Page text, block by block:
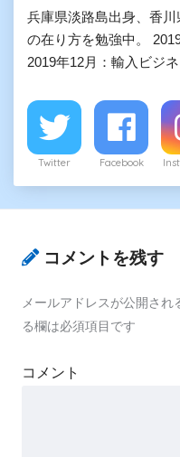
兵庫県淡路島出身、香
の在り方を勉強中。
2019年12月：輸入ビジ
Twitter Facebook
コメントを残す
メールアドレスが公開され
る欄は必須項目です
コメント